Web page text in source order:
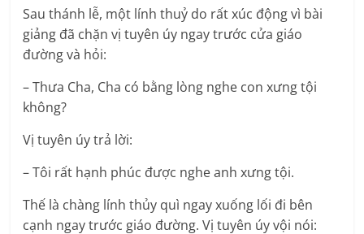
Sau thánh lễ, một lính thuỷ do rất xúc động vì bài
giảng đã chặn vị tuyên úy ngay trước cửa giáo
đường và hỏi:
– Thưa Cha, Cha có bằng lòng nghe con xưng tội
không?
Vị tuyên úy trả lời:
– Tôi rất hạnh phúc được nghe anh xưng tội.
Thế là chàng lính thủy quì ngay xuống lối đi bên
cạnh ngay trước giáo đường. Vị tuyên úy vội nói: